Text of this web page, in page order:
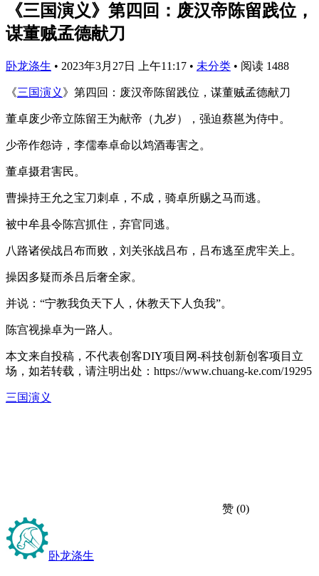
《三国演义》第四回：废汉帝陈留践位，
谋董贼孟德献刀
卧龙涤生 • 2023年3月27日 上午11:17 • 未分类 • 阅读 1488
《三国演义 》第四回：废汉帝陈留践位，谋董贼孟德献刀
董卓废少帝立陈留王为献帝（九岁），强迫蔡邕为侍中。
少帝作怨诗，李儒奉卓命以鸩酒毒害之。
董卓摄君害民。
曹操持王允之宝刀刺卓，不成，骑卓所赐之马而逃。
被中牟县令陈宫抓住，弃官同逃。
八路诸侯战吕布而败，刘关张战吕布，吕布逃至虎牢关上。
操因多疑而杀吕后奢全家。
并说：“宁教我负天下人，休教天下人负我”。
陈宫视操卓为一路人。
本文来自投稿，不代表创客DIY项目网-科技创新创客项目立
场，如若转载，请注明出处：https://www.chuang-ke.com/19295
三国演义
赞 (0)
卧龙涤生